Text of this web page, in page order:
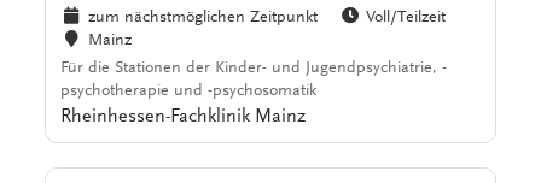
zum nächstmöglichen Zeitpunkt
Voll/Teilzeit
Mainz
Für die Stationen der Kinder- und Jugendpsychiatrie, -
psychotherapie und -psychosomatik
Rheinhessen-Fachklinik Mainz